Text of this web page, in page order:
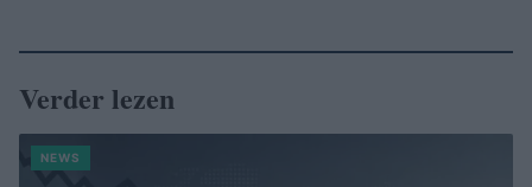
Verder lezen
NEWS